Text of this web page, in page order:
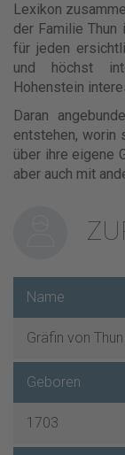
Lexikon
der Familie
für jeden
und höchst
Hohenstein
Daran
entstehen, worin
über ihre eigene
aber auch mit
Name
Gräfin von
Geboren
1703